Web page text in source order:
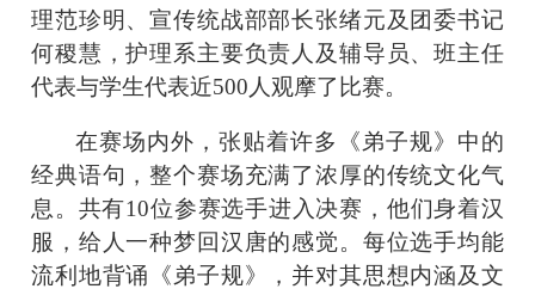
理范珍明、宣传统战部部长张绪元及团委书记
何稷慧，护理系主要负责人及辅导员、班主任
代表与学生代表近500人观摩了比赛。
在赛场内外，张贴着许多《弟子规》中的
经典语句，整个赛场充满了浓厚的传统文化气
息。共有10位参赛选手进入决赛，他们身着汉
服，给人一种梦回汉唐的感觉。每位选手均能
流利地背诵《弟子规》，并对其思想内涵及文